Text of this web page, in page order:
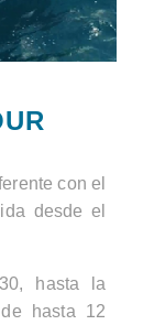
con el
desde el
hasta la
hasta 12